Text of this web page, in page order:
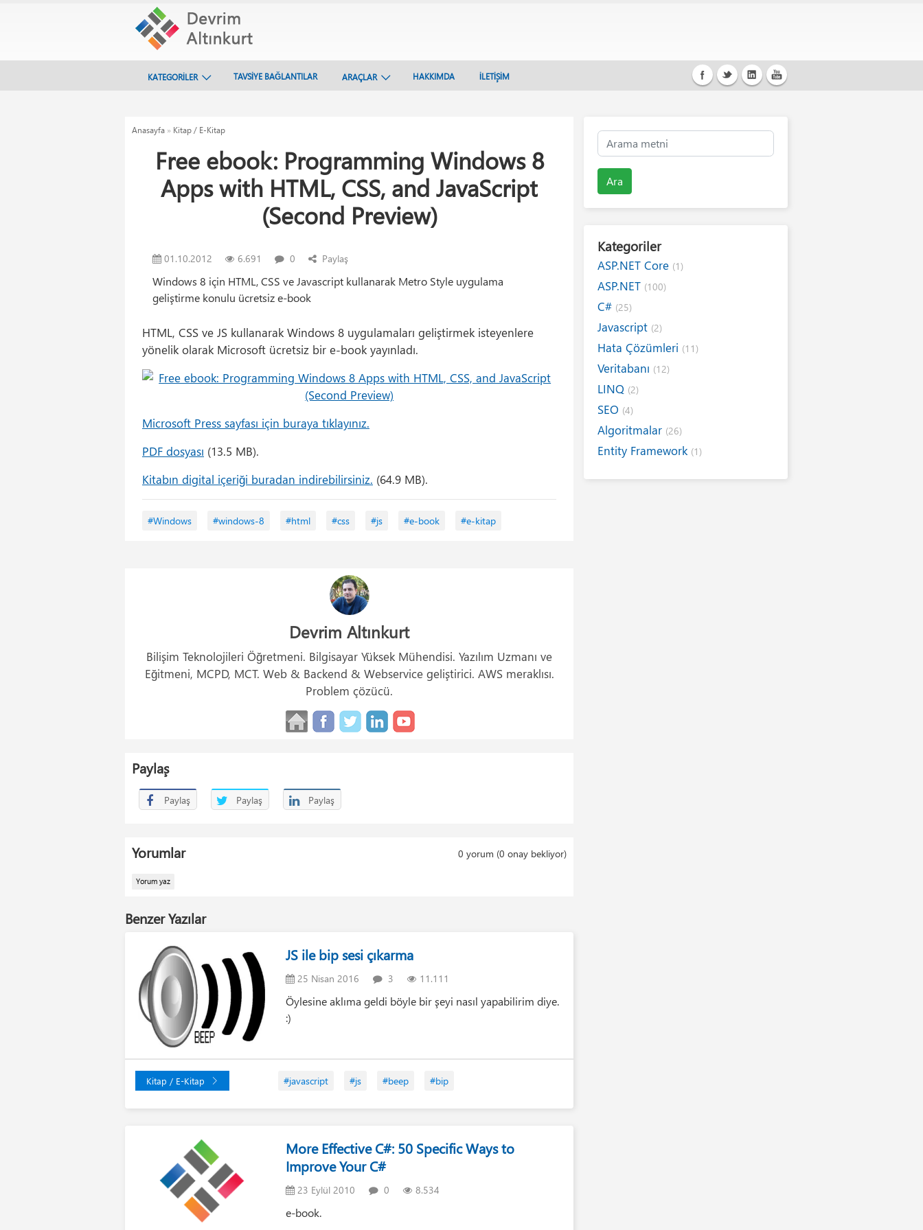
KATEGORİLER TAVSİYE BAĞLANTILAR ARAÇLAR HAKKIMDA İLETİŞİM
Anasayfa » Kitap / E-Kitap
Free ebook: Programming Windows 8
Apps with HTML, CSS, and JavaScript
(Second Preview)
01.10.2012 6.691 0 Paylaş
Windows 8 için HTML, CSS ve Javascript kullanarak Metro Style uygulama
geliştirme konulu ücretsiz e-book
HTML, CSS ve JS kullanarak Windows 8 uygulamaları geliştirmek isteyenlere
yönelik olarak Microsoft ücretsiz bir e-book yayınladı.
Microsoft Press sayfası için buraya tıklayınız.
PDF dosyası (13.5 MB).
Kitabın digital içeriği buradan indirebilirsiniz. (64.9 MB).
#Windows #windows-8 #html #css #js #e-book #e-kitap
Devrim Altınkurt
Bilişim Teknolojileri Öğretmeni. Bilgisayar Yüksek Mühendisi. Yazılım Uzmanı ve
Eğitmeni, MCPD, MCT. Web & Backend & Webservice geliştirici. AWS meraklısı.
Problem çözücü.
Paylaş
Paylaş Paylaş Paylaş
0 yorum (0 onay bekliyor)
Yorumlar
Yorum yaz
Benzer Yazılar
JS ile bip sesi çıkarma
25 Nisan 2016 3 11.111
Öylesine aklıma geldi böyle bir şeyi nasıl yapabilirim diye.
:)
Kitap / E-Kitap #javascript #js #beep #bip
More Effective C#: 50 Specific Ways to
Improve Your C#
23 Eylül 2010 0 8.534
e-book.
Ara
Kategoriler
ASP.NET Core (1)
ASP.NET (100)
C# (25)
Javascript (2)
Hata Çözümleri (11)
Veritabanı (12)
LINQ (2)
SEO (4)
Algoritmalar (26)
Entity Framework (1)